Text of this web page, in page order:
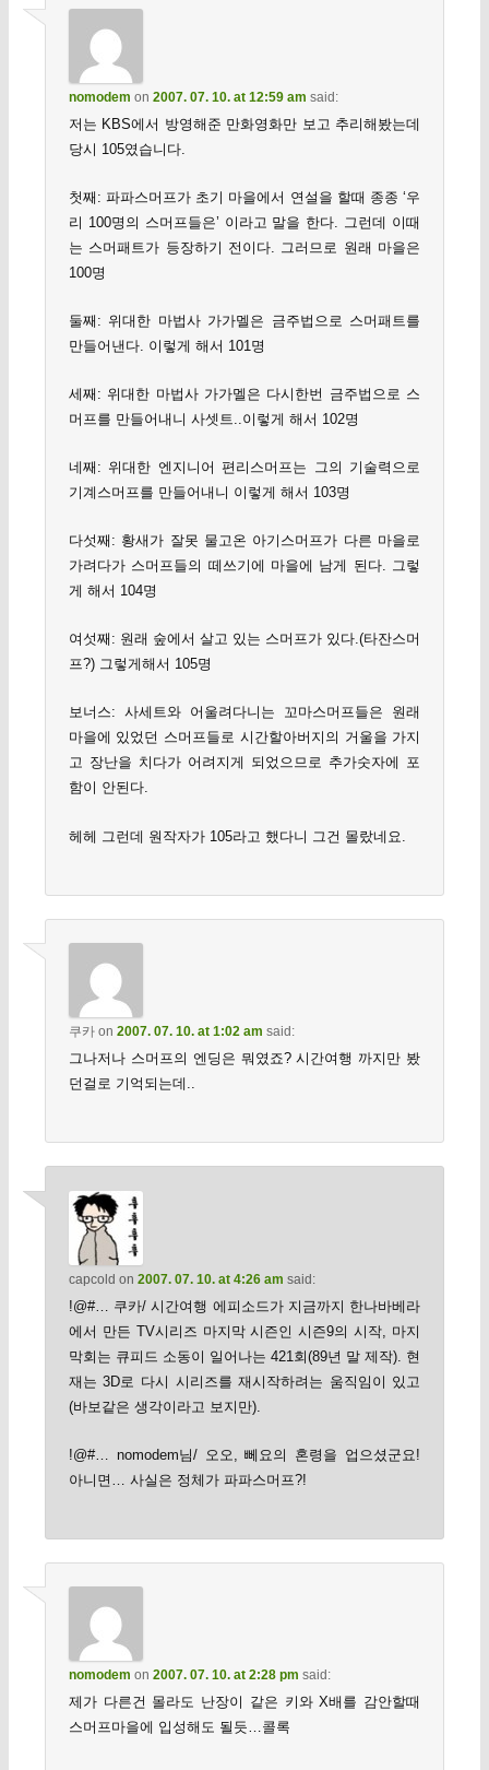
nomodem on 2007. 07. 10. at 12:59 am said:
저는 KBS에서 방영해준 만화영화만 보고 추리해봤는데
당시 105였습니다.
첫째: 파파스머프가 초기 마을에서 연설을 할때 종종 ‘우
리 100명의 스머프들은’ 이라고 말을 한다. 그런데 이때
는 스머패트가 등장하기 전이다. 그러므로 원래 마을은
100명
둘째: 위대한 마법사 가가멜은 금주법으로 스머패트를
만들어낸다. 이렇게 해서 101명
세째: 위대한 마법사 가가멜은 다시한번 금주법으로 스
머프를 만들어내니 사셋트..이렇게 해서 102명
네째: 위대한 엔지니어 편리스머프는 그의 기술력으로
기계스머프를 만들어내니 이렇게 해서 103명
다섯째: 황새가 잘못 물고온 아기스머프가 다른 마을로
가려다가 스머프들의 떼쓰기에 마을에 남게 된다. 그렇
게 해서 104명
여섯째: 원래 숲에서 살고 있는 스머프가 있다.(타잔스머
프?) 그렇게해서 105명
보너스: 사세트와 어울려다니는 꼬마스머프들은 원래
마을에 있었던 스머프들로 시간할아버지의 거울을 가지
고 장난을 치다가 어려지게 되었으므로 추가숫자에 포
함이 안된다.
헤헤 그런데 원작자가 105라고 했다니 그건 몰랐네요.
쿠카on 2007. 07. 10. at 1:02 am said:
그나저나 스머프의 엔딩은 뭐였죠? 시간여행 까지만 봤
던걸로 기억되는데..
capcold on 2007. 07. 10. at 4:26 am said:
!@#… 쿠카/ 시간여행 에피소드가 지금까지 한나바베라
에서 만든 TV시리즈 마지막 시즌인 시즌9의 시작, 마지
막회는 큐피드 소동이 일어나는 421회(89년 말 제작). 현
재는 3D로 다시 시리즈를 재시작하려는 움직임이 있고
(바보같은 생각이라고 보지만).
!@#… nomodem님/ 오오, 뻬요의 혼령을 업으셨군요!
아니면… 사실은 정체가 파파스머프?!
nomodem on 2007. 07. 10. at 2:28 pm said:
제가 다른건 몰라도 난장이 같은 키와 X배를 감안할때
스머프마을에 입성해도 될듯…콜록